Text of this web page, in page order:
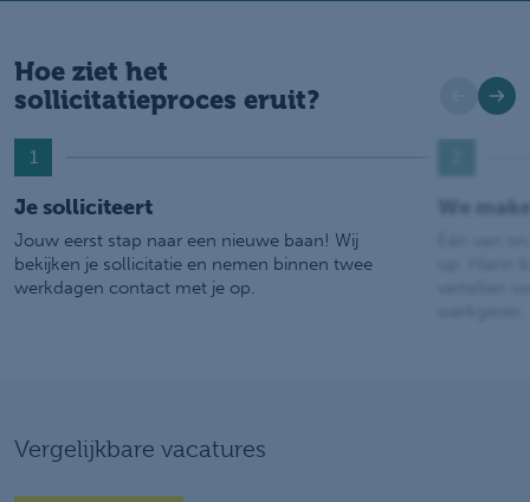
Hoe ziet het
sollicitatieproces eruit?
1
Je solliciteert
Jouw eerst stap naar een nieuwe baan! Wij
bekijken je sollicitatie en nemen binnen twee
werkdagen contact met je op.
We
Vergelijkbare vacatures